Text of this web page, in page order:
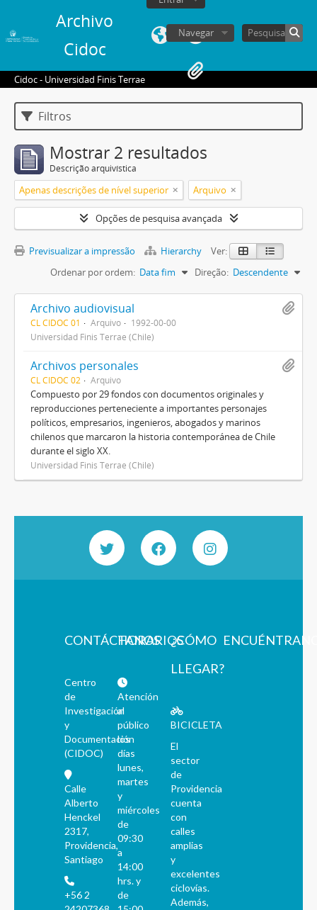
Archivo
Cidoc
Navegar
Cidoc - Universidad Finis Terrae
Filtros
Mostrar 2 resultados
Descrição arquivística
Apenas descrições de nível superior Arquivo
Opções de pesquisa avançada
Previsualizar a impressão Hierarchy
Ver:
Ordenar por ordem: Data fim Direção: Descendente
Archivo audiovisual
CL CIDOC 01 Arquivo
1992-00-00
Universidad Finis Terrae (Chile)
Archivos personales
CL CIDOC 02 Arquivo
Compuesto por 29 fondos con documentos originales y
reproducciones perteneciente a importantes personajes
políticos, empresarios, ingenieros, abogados y marinos
chilenos que marcaron la historia contemporánea de Chile
durante el siglo XX.
Universidad Finis Terrae (Chile)
CONTÁCTANOS
Centro
de
Investigación
y
Documentación
(CIDOC)
Calle
Alberto
Henckel
2317,
Providencia,
Santiago
+56 2
HORARIOS
Atención
al
público
los
días
lunes,
martes
y
miércoles
de
09:30
a
14:00
hrs. y
de
¿CÓMO
LLEGAR?
BICICLETA
El
sector
de
Providencia
cuenta
con
calles
amplias
y
excelentes
ciclovías.
Además,